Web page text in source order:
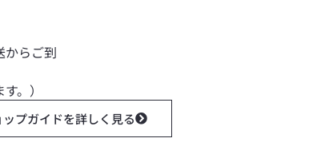
からご到
。）
ップガイドを詳しく見る